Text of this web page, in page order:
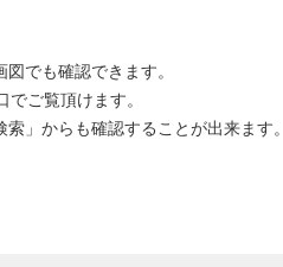
でも確認できます。
ご覧頂けます。
」からも確認することが出来ます。